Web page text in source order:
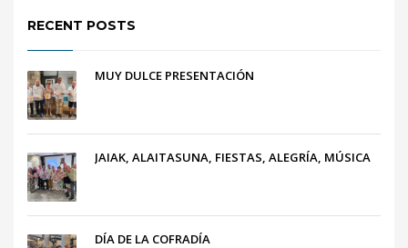
RECENT POSTS
MUY DULCE PRESENTACIÓN
JAIAK, ALAITASUNA, FIESTAS, ALEGRÍA, MÚSICA
DÍA DE LA COFRADÍA